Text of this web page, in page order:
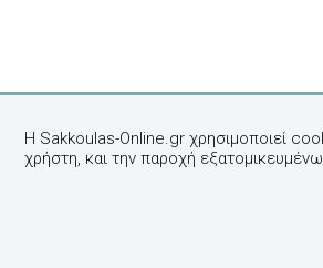
Η Sakkoulas-Online.gr χρησιμοποιεί
χρήστη, και την παροχή